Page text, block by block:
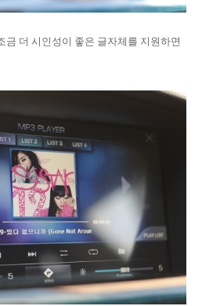
금 더 시인성이 좋은 글자체를 지원하면